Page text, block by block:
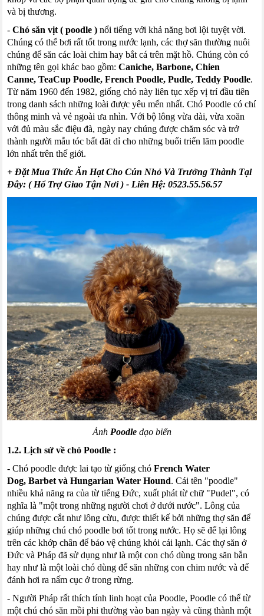
và bị thương.
-Chó săn vịt (poodle ) nổi tiếng với khả năng bơi lội tuyệt vời.
Chúng có thể bơi rất tốt trong nước lạnh, các thợ săn thường nuôi
chúng để săn các loài chim hay bắt cá trên mặt hồ. Chúng còn có
những tên gọi khác bao gồm:Caniche,Barbone,Chien
Canne,TeaCup Poodle,French Poodle,Pudle,Teddy Poodle.
Từ năm 1960 đến 1982, giống chó này liên tục xếp vị trí đầu tiên
trong danh sách những loài được yêu mến nhất. ChóPoodle có chí
thông minh và vẻ ngoài ưa nhìn. Với bộ lông vừa dài, vừa xoăn
với đủ màu sắc điệu đà, ngày nay chúng được chăm sóc và trở
thành người mẫu tóc bấtđăt dỉ cho những buổitriển lãm poodle
lớn nhất trên thế giới.
+ Đặt Mua Thức Ăn Hạt Cho Cún Nhỏ Và Trưởng Thành Tại
Đây: ( Hổ Trợ Giao Tận Nơi ) - Liên Hệ: 0523.55.56.57
Ảnh Poodle dạo biển
1.2. Lịch sử về chóPoodle :
- Chópoodle được lai tạo từ giống chóFrench Water
Dog,Barbet vàHungarian Water Hound. Cái tên "poodle"
nhiều khả năng ra của từ tiếng Đức, xuất phát từ chữ "Pudel", có
nghĩa là "một trong những người chơi ở dưới nước". Lông của
chúng được cắt như lông cừu, được thiết kế bởi những thợ săn để
giúp những chú chópoodle bơi tốt trong nước. Họ sẽ để lại lông
trên các khớp chân để bảo vệ chúng khỏi cái lạnh. Các thợ săn ở
Đức và Pháp đã sử dụng như là một con chó dùng trong săn bắn
hay như là một loài chó dùng để săn những con chim nước và để
đánh hơi ra nấm cục ở trong rừng.
- Người Pháp rất thích tính linh hoạt củaPoodle,Poodle có thể từ
một chú chó săn mồi phi thường vào ban ngày và cũng thành một